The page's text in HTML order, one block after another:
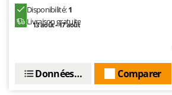
Volpi
WIDU
Disponibilité:1
Livraison gratuite
13 août - 17 août
Comparer
Données techniques